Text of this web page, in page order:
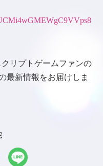
クリプトゲームファンの
最新情報をお届けしま